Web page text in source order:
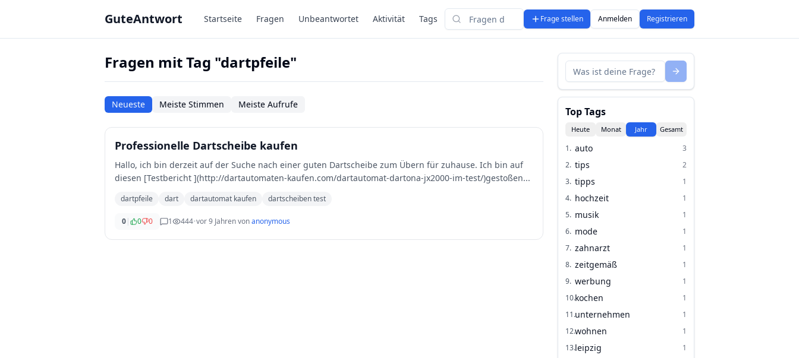
GuteAntwort Startseite Fragen Unbeantwortet Aktivität Tags
Suchen
Frage stellen Anmelden Registrieren
Fragen mit Tag "dartpfeile"
Neueste Meiste Stimmen Meiste Aufrufe
Professionelle Dartscheibe kaufen
Hallo, ich bin derzeit auf der Suche nach einer guten Dartscheibe zum Übern für zuhause. Ich bin auf
diesen [Testbericht ](http://dartautomaten-kaufen.com/dartautomat-dartona-jx2000-im-test/)gestoßen...
dartpfeile dart dartautomat kaufen dartscheiben test
0| 0 0 1 444•vor 9 Jahrenvonanonymous
Top Tags
Heute Monat Jahr Gesamt
1. auto
3
2. tips
2
3. tipps
1
4. hochzeit
1
5. musik
1
6. mode
1
7. zahnarzt
1
8. zeitgemäß
1
9. werbung
1
10.kochen
1
11.unternehmen
1
12.wohnen
1
13.leipzig
1